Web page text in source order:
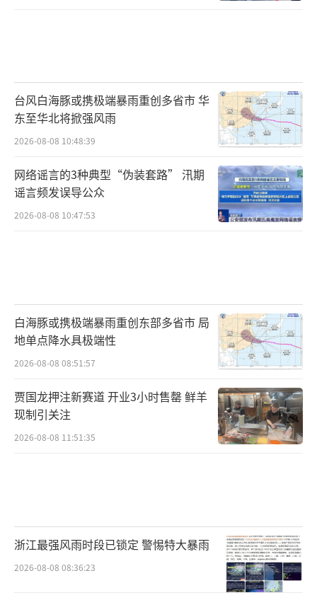
美国的一切回到正轨并变得更好，就应该投票
给他的父亲特朗普。小特朗普为特朗普拉选
票！（责任编辑：卢其龙 CN070）
台风白海豚或携极端暴雨重创多省市 华
东至华北将掀强风雨
2026-08-08 10:48:39
网络谣言的3种典型“伪装套路” 汛期
谣言频发误导公众
2026-08-08 10:47:53
白海豚或携极端暴雨重创东部多省市 局
地单点降水具极端性
2026-08-08 08:51:57
贾国龙押注新赛道 开业3小时售罄 鲜羊
现制引关注
2026-08-08 11:51:35
浙江最强风雨时段已锁定 警惕特大暴雨
2026-08-08 08:36:23